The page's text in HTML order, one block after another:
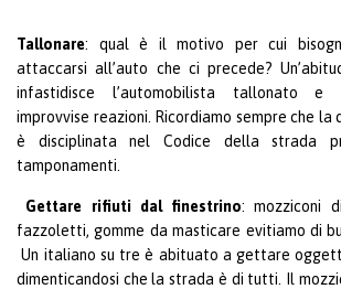
Tallonare: qual è il motivo per cui
attaccarsi all’auto che ci precede?
infastidisce l’automobilista tallonato e
improvvise reazioni. Ricordiamo sempre che la
è disciplinata nel Codice della strada
tamponamenti.
Gettare rifiuti dal finestrino: mozziconi
fazzoletti, gomme da masticare evitiamo di
Un italiano su tre è abituato a gettare
dimenticandosi che la strada è di tutti. Il